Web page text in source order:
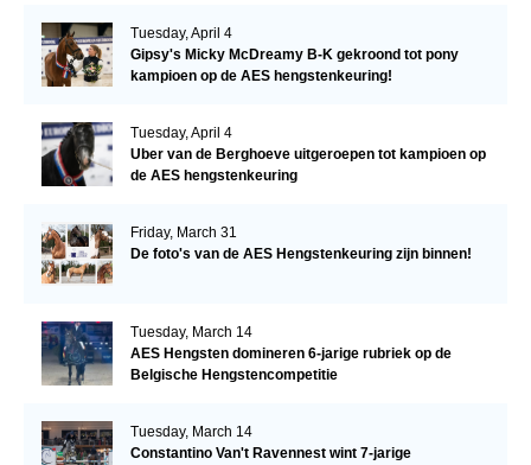
Tuesday, April 4
Gipsy's Micky McDreamy B-K gekroond tot pony
kampioen op de AES hengstenkeuring!
Tuesday, April 4
Uber van de Berghoeve uitgeroepen tot kampioen op
de AES hengstenkeuring
Friday, March 31
De foto's van de AES Hengstenkeuring zijn binnen!
Tuesday, March 14
AES Hengsten domineren 6-jarige rubriek op de
Belgische Hengstencompetitie
Tuesday, March 14
Constantino Van't Ravennest wint 7-jarige